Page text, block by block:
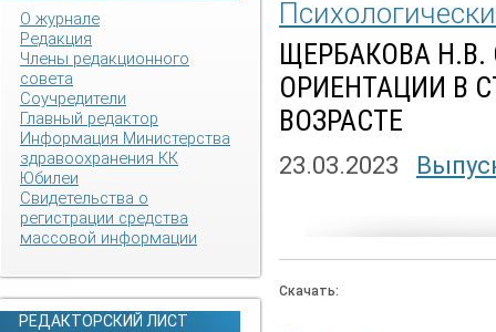
О журнале
Редакция
Члены редакционного
совета
Соучредители
Главный редактор
Информация Министерства
здравоохранения КК
Юбилеи
Свидетельства о
регистрации средства
массовой информации
РЕДАКТОРСКИЙ ЛИСТ
ЩЕРБАКОВА
ОРИЕНТАЦИИ В
ВОЗРАСТЕ
23.03.2023
Скачать: